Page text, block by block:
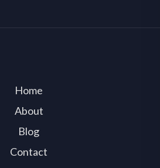
Home
About
Blog
Contact